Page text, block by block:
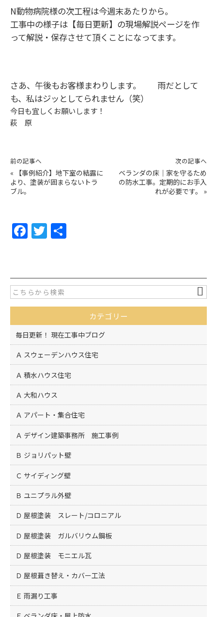
N動物病院様の次工程は今週末あたりから。
工事中の様子は【毎日更新】の現場解説ページを作
って解説・保存させて頂くことになってます。
さあ、午後もお客様まわりします。 雨だとして
も、私はジッとしてられません（笑）
今日も宜しくお願いします！
萩 原
前の記事へ
«
【事例紹介】地下室の結露に
より、塗装が固まらないトラ
ブル。
次の記事へ
ベランダの床｜家を守るため
の防水工事。定期的にお手入
れが必要です。
»
F
a
e
b
o
o
k
T
w
er
カテゴリー
毎日更新！ 現在工事中ブログ
Ａ スウェーデンハウス住宅
Ａ 積水ハウス住宅
Ａ 大和ハウス
Ａ アパート・集合住宅
Ａ デザイン建築事務所 施工事例
Ｂ ジョリパット壁
Ｃ サイディング壁
Ｂ ユニプラル外壁
Ｄ 屋根塗装 スレート/コロニアル
Ｄ 屋根塗装 ガルバリウム鋼板
Ｄ 屋根塗装 モニエル瓦
Ｄ 屋根葺き替え・カバー工法
Ｅ 雨漏り工事